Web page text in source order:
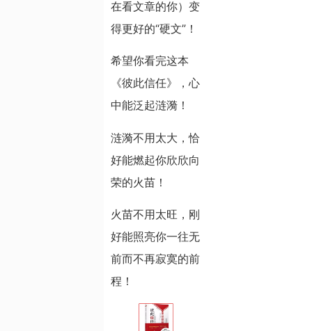
在看文章的你）变
得更好的“硬文”！
希望你看完这本
《彼此信任》，心
中能泛起涟漪！
涟漪不用太大，恰
好能燃起你欣欣向
荣的火苗！
火苗不用太旺，刚
好能照亮你一往无
前而不再寂寞的前
程！